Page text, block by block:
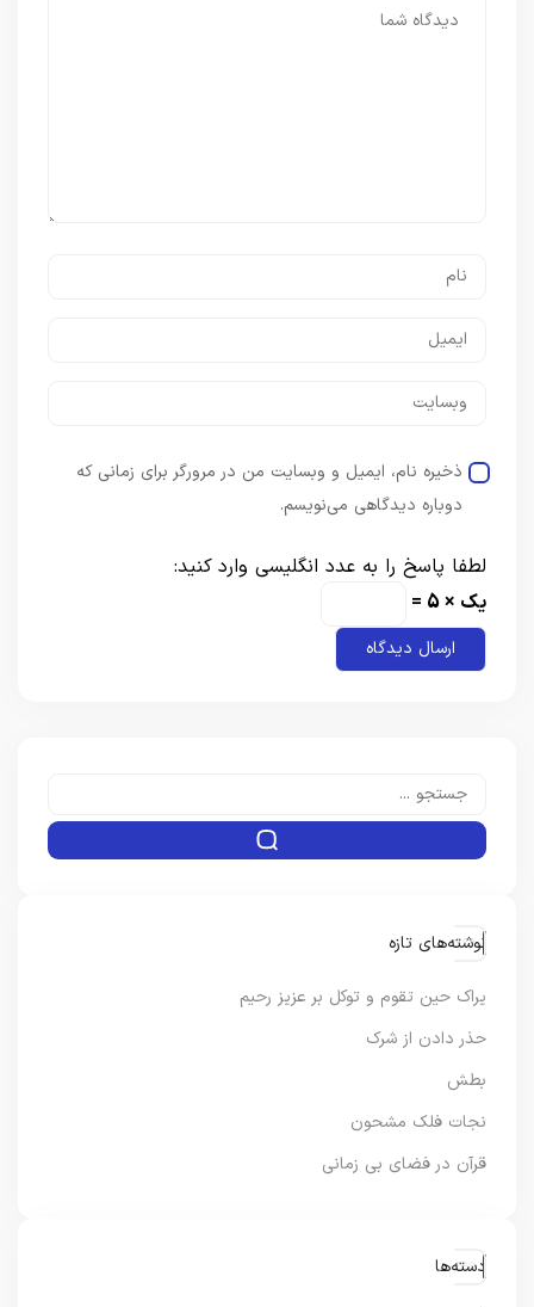
ذخیره نام، ایمیل و وبسایت من در مرورگر برای زمانی که
دوباره دیدگاهی می‌نویسم.
لطفا پاسخ را به عدد انگلیسی وارد کنید:
یک × 5 =
نوشته‌های تازه
یراک حین تقوم و توکل بر عزیز رحیم
حذر دادن از شرک
بطش
نجات فلک مشحون
قرآن در فضای بی زمانی
دسته‌ها